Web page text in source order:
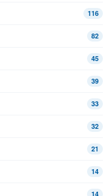
116
82
45
39
33
32
21
14
14